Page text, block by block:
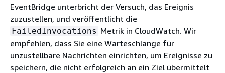
EventBridge unterbricht der Versuch, das Ereignis
zuzustellen, und veröffentlicht die
FailedInvocations Metrik in CloudWatch. Wir
empfehlen, dass Sie eine Warteschlange für
unzustellbare Nachrichten einrichten, um Ereignisse zu
speichern, die nicht erfolgreich an ein Ziel übermittelt